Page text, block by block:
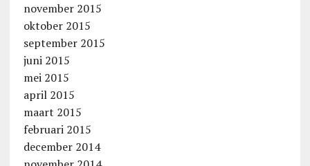
november 2015
oktober 2015
september 2015
juni 2015
mei 2015
april 2015
maart 2015
februari 2015
december 2014